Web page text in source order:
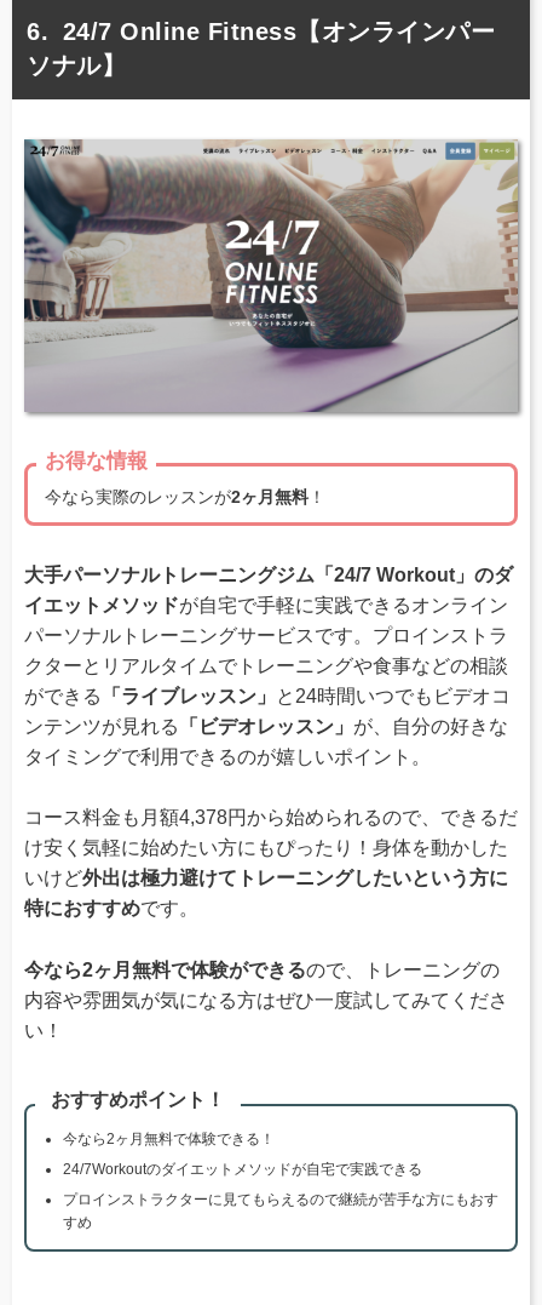
24/7 Online Fitness【オンラインパー
ソナル】
お得な情報
今なら実際のレッスンが2ヶ月無料 ！
大手パーソナルトレーニングジム「24/7 Workout」のダ
イエットメソッドが自宅で手軽に実践できるオンライン
パーソナルトレーニングサービスです。プロインストラ
クターとリアルタイムでトレーニングや食事などの相談
ができる
「ライブレッスン」
と24時間いつでもビデオコ
ンテンツが見れる
「ビデオレッスン」 が、自分の好きな
タイミングで利用できるのが嬉しいポイント。
コース料金も月額4,378円から始められるので、できるだ
け安く気軽に始めたい方にもぴったり！身体を動かした
いけど外出は極力避けてトレーニングしたいという方に
特におすすめです。
今なら2ヶ月無料で体験ができるので、トレーニングの
内容や雰囲気が気になる方はぜひ一度試してみてくださ
い！
おすすめポイント！
今なら2ヶ月無料で体験できる！
24/7Workoutのダイエットメソッドが自宅で実践できる
プロインストラクターに見てもらえるので継続が苦手な方にもおす
すめ